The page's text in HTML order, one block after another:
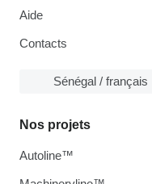
Aide
Contacts
Sénégal / français
Nos projets
Autoline™